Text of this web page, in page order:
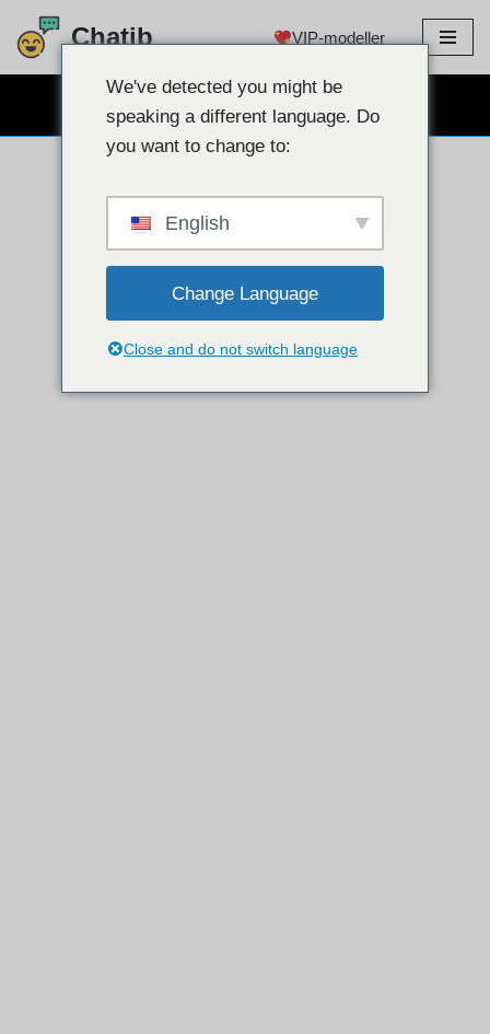
Hoppa
Chatib VIP-modeller
We've detected you might be
speaking a different language. Do
you want to change to:
English
Change Language
Close and do not switch language